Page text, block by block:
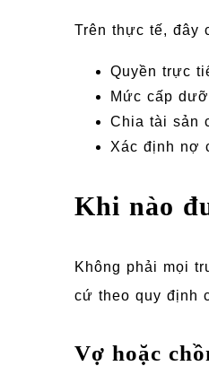
Trên thực tế, đây
Quyền trực
Mức cấp
Chia tài sản
Xác định nợ
Khi nào
Không phải mọi
cứ theo quy định
Vợ hoặc